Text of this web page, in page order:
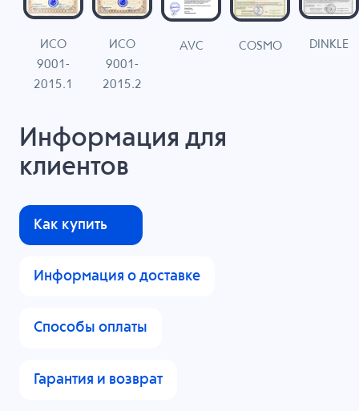
ИСО
9001-
2015.1
ИСО
9001-
2015.2
AVC COSMO DINKLE
Информация для
клиентов
Как купить
Информация о доставке
Способы оплаты
Гарантия и возврат